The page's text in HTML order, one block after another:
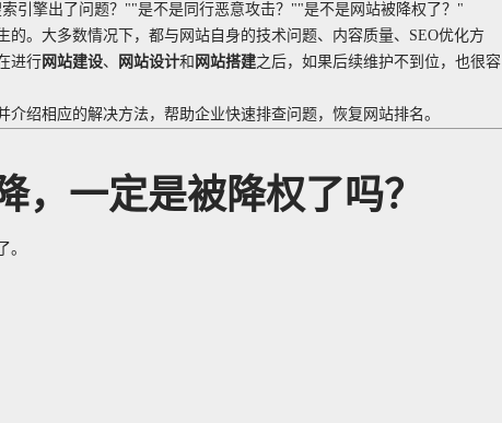
引擎出了问题？""是不是同行恶意攻击？""是不是网站被降权了？"
。大多数情况下，都与网站自身的技术问题、内容质量、SEO优化方
进行网站建设、 网站设计和 网站搭建之后，如果后续维护不到位，也很容
绍相应的解决方法，帮助企业快速排查问题，恢复网站排名。
，一定是被降权了吗？
。